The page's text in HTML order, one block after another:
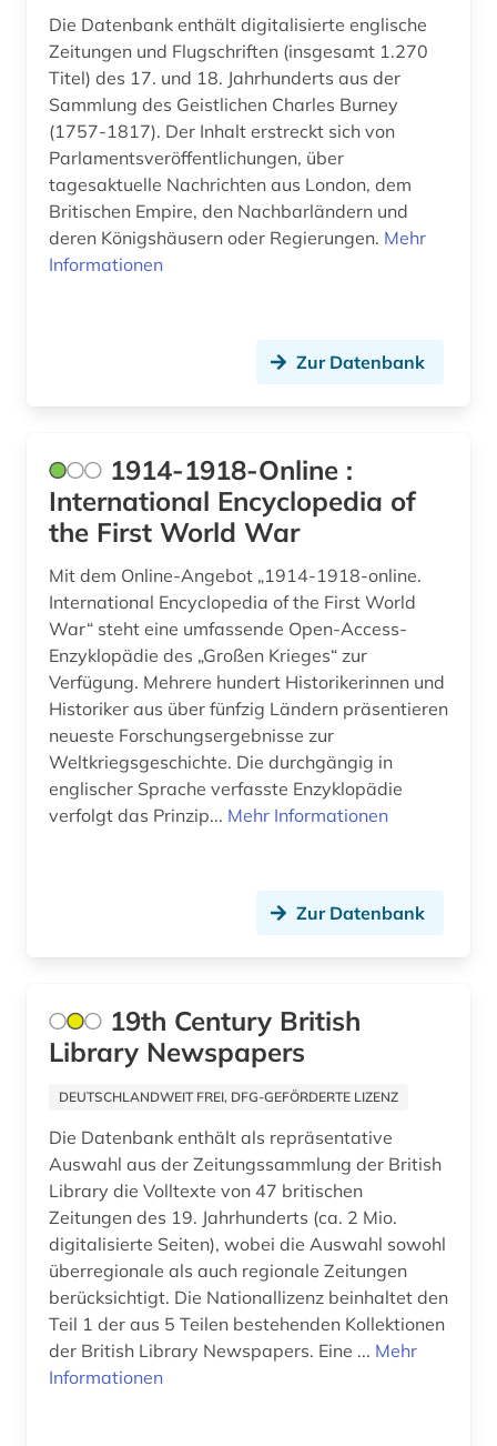
bildarchiv (2)
bilddatenbank (9)
bilder (1)
bildnis (1)
bildpostkarte (1)
bisexualität (3)
bismarck (1)
blogportal (1)
bosnien-herzegowina (1)
brandenburg (6)
brandförsäkringsverket (1)
brauch (1)
buchdruck (2)
buchenwald (1)
buchgeschichte (1)
buchkunst (1)
buchrolle (1)
buchwesen (3)
buchwissenschaft (2)
bundesarchiv (1)
Suedamerika (7)
Suedasien (1)
Suedostasien (1)
Suedosteuropa (6)
Thueringen (8)
Tschechische Republik (11)
Die Datenbank enthält digitalisierte englische
Zeitungen und Flugschriften (insgesamt 1.270
Titel) des 17. und 18. Jahrhunderts aus der
Sammlung des Geistlichen Charles Burney
(1757-1817). Der Inhalt erstreckt sich von
Parlamentsveröffentlichungen, über
tagesaktuelle Nachrichten aus London, dem
Britischen Empire, den Nachbarländern und
deren Königshäusern oder Regierungen. Mehr
Informationen
Zur Datenbank
1914-1918-Online :
International Encyclopedia of
the First World War
Mit dem Online-Angebot „1914-1918-online.
International Encyclopedia of the First World
War“ steht eine umfassende Open-Access-
Enzyklopädie des „Großen Krieges“ zur
Verfügung. Mehrere hundert Historikerinnen und
Historiker aus über fünfzig Ländern präsentieren
neueste Forschungsergebnisse zur
Weltkriegsgeschichte. Die durchgängig in
englischer Sprache verfasste Enzyklopädie
verfolgt das Prinzip... Mehr Informationen
Zur Datenbank
19th Century British
Library Newspapers
DEUTSCHLANDWEIT FREI, DFG-GEFÖRDERTE LIZENZ
Die Datenbank enthält als repräsentative
Auswahl aus der Zeitungssammlung der British
Library die Volltexte von 47 britischen
Zeitungen des 19. Jahrhunderts (ca. 2 Mio.
digitalisierte Seiten), wobei die Auswahl sowohl
überregionale als auch regionale Zeitungen
berücksichtigt. Die Nationallizenz beinhaltet den
Teil 1 der aus 5 Teilen bestehenden Kollektionen
der British Library Newspapers. Eine ... Mehr
Informationen